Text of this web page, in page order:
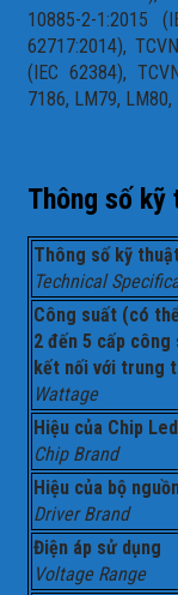
10885-2-1:2015
62717:2014),
(IEC 62384),
7186, LM79, LM80,
Thông số kỹ
Thông số kỹ
Technical
Công suất (có
2 đến 5 cấp
kết nối với trung
Wattage
Hiệu của Chip Led
Chip Brand
Hiệu của bộ
Driver Brand
Điện áp sử dụng
Voltage Range